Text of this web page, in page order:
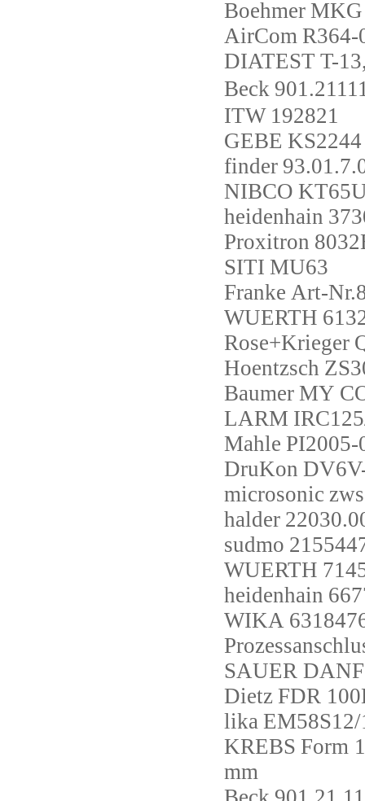
Boehmer MKG
AirCom R364-
DIATEST T-
Beck
ITW 192821
GEBE
finder
NIBCO
heidenhain
Proxitron
SITI MU63
Franke Art-
WUERTH
Rose+Krieger
Hoentzsch
Baumer MY
LARM
Mahle PI2005-
DruKon
microsonic
halder
sudmo
WUERTH
heidenhain
WIKA
SAUER
Dietz FDR
lika
KREBS Form
mm